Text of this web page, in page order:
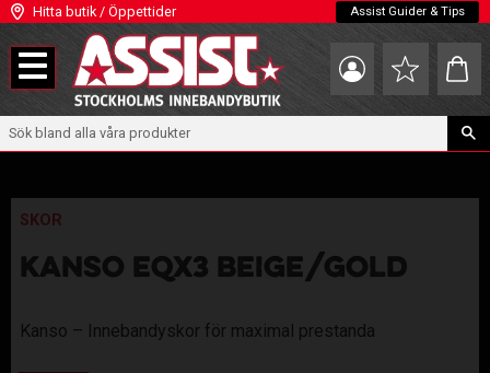
Meny
Hitta butik / Öppettider Assist Guider & Tips
Favoriter
SKOR
KANSO EQx3 BEIGE/GOLD
Kanso – Innebandyskor för maximal prestanda